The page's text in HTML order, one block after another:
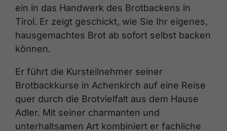
ein in das Handwerk des Brotbackens in
Tirol. Er zeigt geschickt, wie Sie Ihr eigenes,
hausgemachtes Brot ab sofort selbst backen
können.
Er führt die Kursteilnehmer seiner
Brotbackkurse in Achenkirch auf eine Reise
quer durch die Brotvielfalt aus dem Hause
Adler. Mit seiner charmanten und
unterhaltsamen Art kombiniert er fachliche